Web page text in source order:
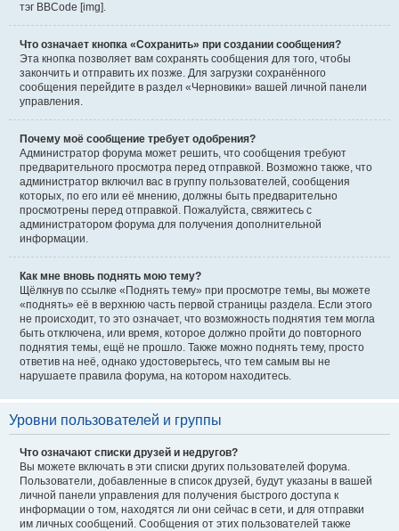
тэг BBCode [img].
Что означает кнопка «Сохранить» при создании сообщения?
Эта кнопка позволяет вам сохранять сообщения для того, чтобы
закончить и отправить их позже. Для загрузки сохранённого
сообщения перейдите в раздел «Черновики» вашей личной панели
управления.
Почему моё сообщение требует одобрения?
Администратор форума может решить, что сообщения требуют
предварительного просмотра перед отправкой. Возможно также, что
администратор включил вас в группу пользователей, сообщения
которых, по его или её мнению, должны быть предварительно
просмотрены перед отправкой. Пожалуйста, свяжитесь с
администратором форума для получения дополнительной
информации.
Как мне вновь поднять мою тему?
Щёлкнув по ссылке «Поднять тему» при просмотре темы, вы можете
«поднять» её в верхнюю часть первой страницы раздела. Если этого
не происходит, то это означает, что возможность поднятия тем могла
быть отключена, или время, которое должно пройти до повторного
поднятия темы, ещё не прошло. Также можно поднять тему, просто
ответив на неё, однако удостоверьтесь, что тем самым вы не
нарушаете правила форума, на котором находитесь.
Уровни пользователей и группы
Что означают списки друзей и недругов?
Вы можете включать в эти списки других пользователей форума.
Пользователи, добавленные в список друзей, будут указаны в вашей
личной панели управления для получения быстрого доступа к
информации о том, находятся ли они сейчас в сети, и для отправки
им личных сообщений. Сообщения от этих пользователей также